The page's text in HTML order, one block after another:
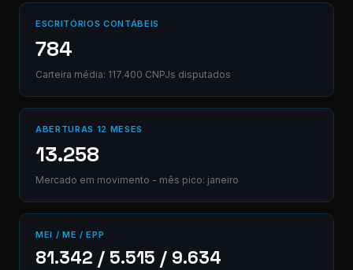
ESCRITÓRIOS CONTÁBEIS
784
Carteira média: 117.400 CNPJs disputados
ABERTURAS 12 MESES
13.258
Mercado em movimento - mês pico: janeiro
MEI / ME / EPP
81.342 / 5.515 / 9.634